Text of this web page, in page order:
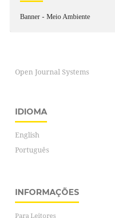
Banner - Meio Ambiente
Open Journal Systems
IDIOMA
English
Português
INFORMAÇÕES
Para Leitores